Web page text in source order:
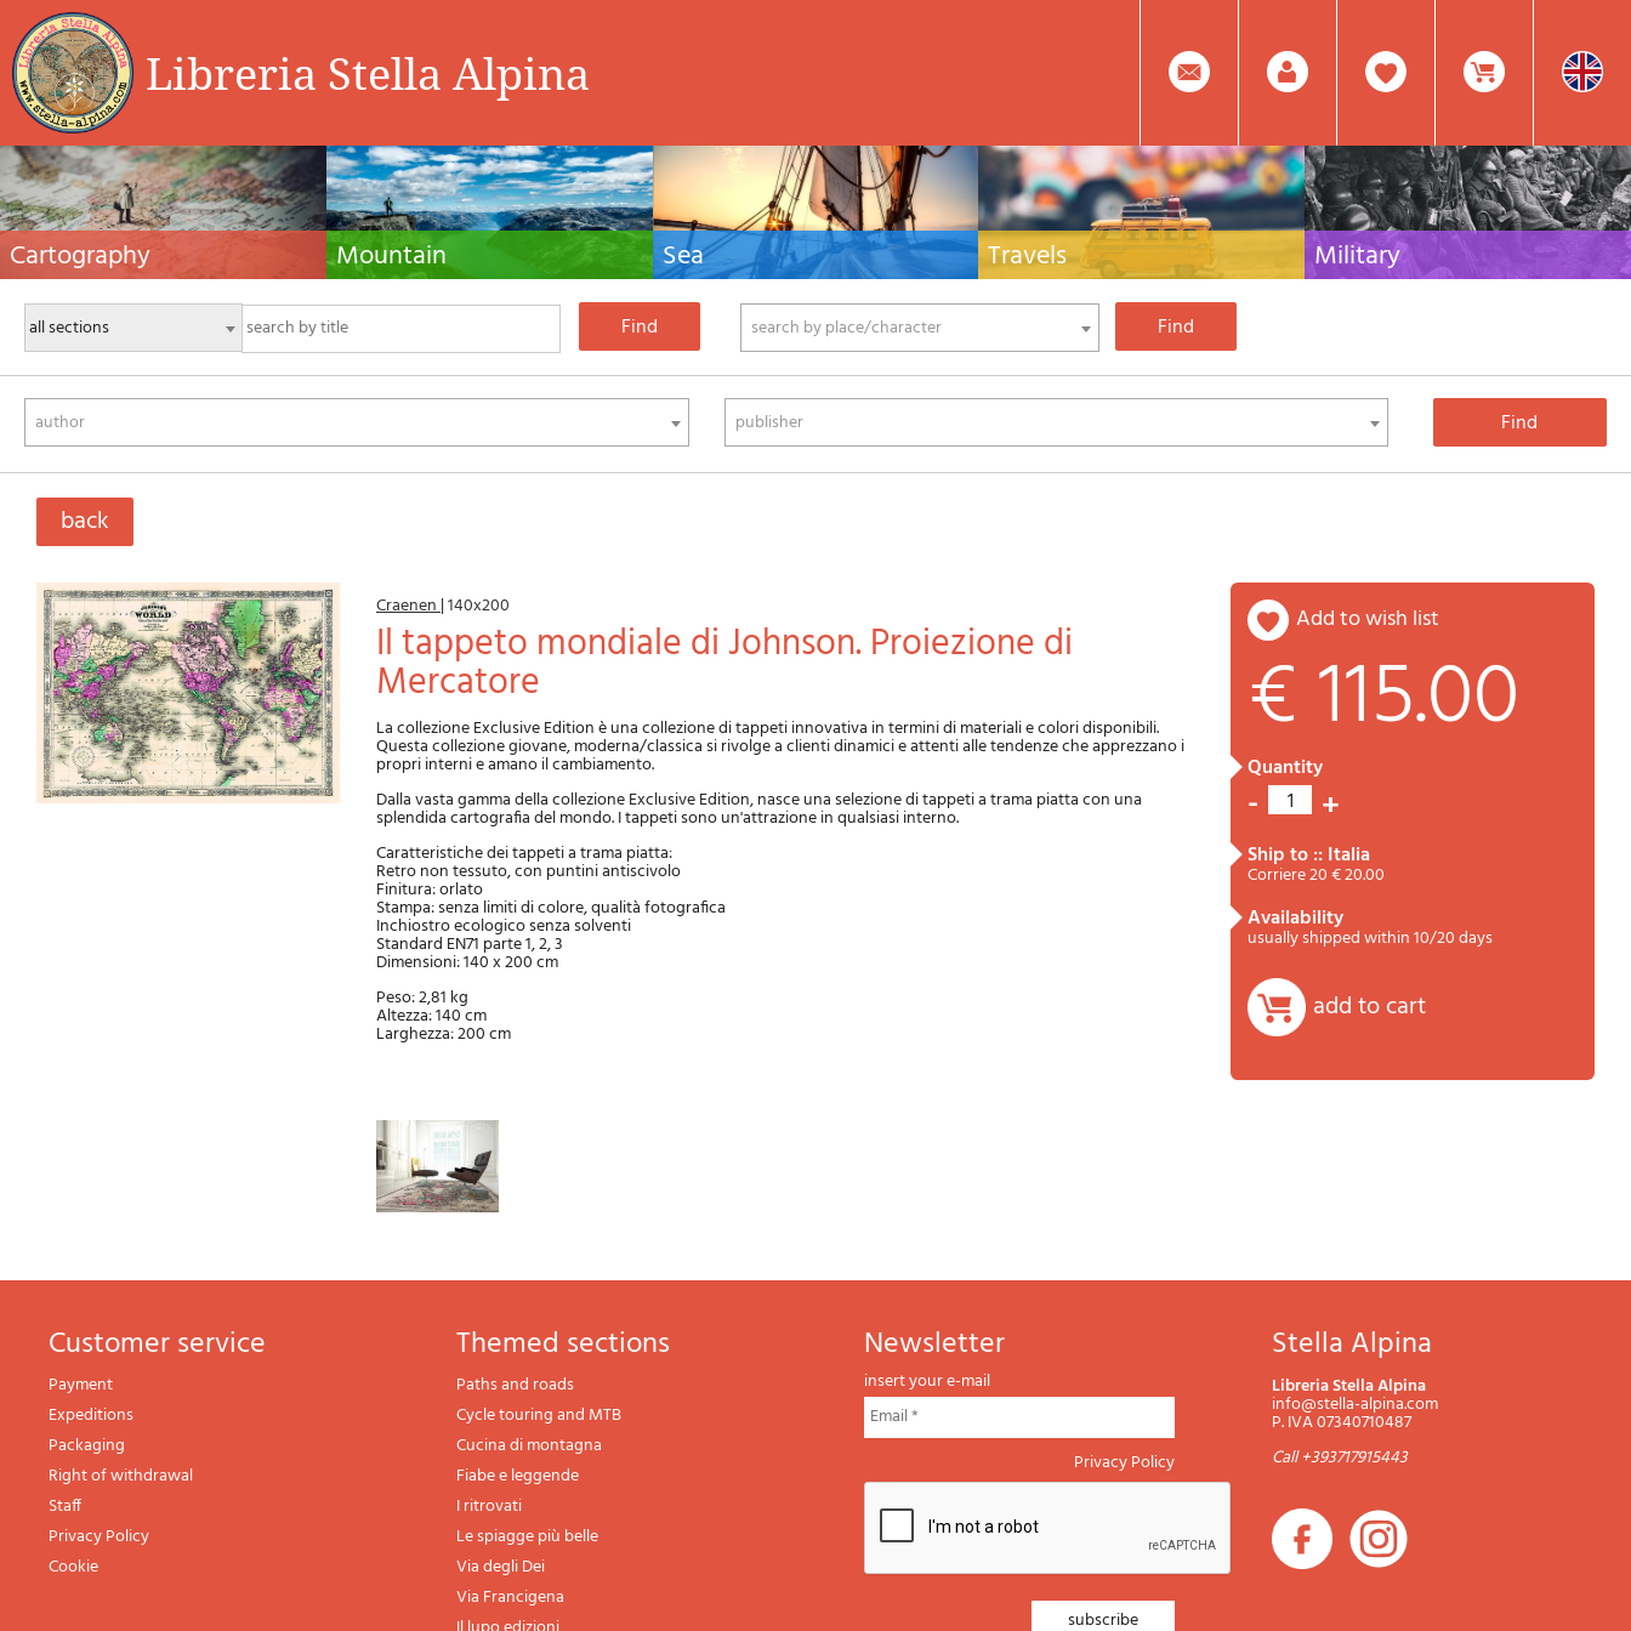
Libreria Stella Alpina 0
Item(s)
In
Cart
Summary
Facebook
Create
Cartography
Hiking maps, maps and atlases, cartography
around the world. Maps of the trails, cartography
for cyclotourism and mountain biking
Mountain
Alpine guides, hiking guides, technical manuals
for summer and winter mountaineering.
Mountain literature and filmography
Sea
Nautical manuals, nautical cartography, books
and literature for sailboat and motor
Travels
Travel guides and travel literature for Italy,
Europe and the rest of the world
Military
Collection of the best publications (books and
search by place/character
author publisher
back
Craenen|140x200
Il tappeto mondiale di Johnson. Proiezione di
Mercatore
La collezione Exclusive Edition è una collezione di tappeti innovativa in termini di materiali e colori disponibili.
Questa collezione giovane, moderna/classica si rivolge a clienti dinamici e attenti alle tendenze che apprezzano i
propri interni e amano il cambiamento.
Dalla vasta gamma della collezione Exclusive Edition, nasce una selezione di tappeti a trama piatta con una
splendida cartografia del mondo. I tappeti sono un'attrazione in qualsiasi interno.
Caratteristiche dei tappeti a trama piatta:
Retro non tessuto, con puntini antiscivolo
Finitura: orlato
Stampa: senza limiti di colore, qualità fotografica
Inchiostro ecologico senza solventi
Standard EN71 parte 1, 2, 3
Dimensioni: 140 x 200 cm
Peso: 2,81 kg
Altezza: 140 cm
Larghezza: 200 cm
add to wish list
€ 115.00
quantity
- 1 +
ship to :: Italia
Corriere 20 € 20.00
availability
usually shipped within 10/20 days
add to cart
Customer service
Payment
Expeditions
Packaging
Right of withdrawal
Staff
Privacy Policy
Cookie
themed sections
Paths and roads
Cycle touring and MTB
Cucina di montagna
Fiabe e leggende
I ritrovati
Le spiagge più belle
Via degli Dei
Via Francigena
newsletter
insert your e-mail
Privacy Policy
Stella Alpina
Libreria Stella Alpina
info@stella-alpina.com
P. IVA 07340710487
Call +393717915443